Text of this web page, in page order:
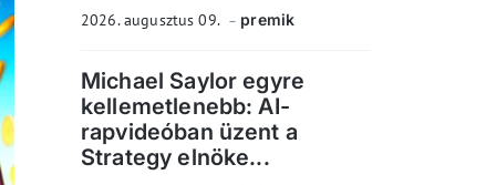
2026. augusztus 09. premik
Michael Saylor egyre
kellemetlenebb: AI-
rapvideóban üzent a
Strategy elnöke...